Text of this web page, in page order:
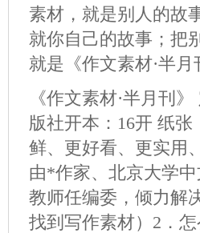
素材，就是别人的故
就你自己的故事；把
就是《作文素材·半月
《作文素材·半月刊
版社开本：16开 纸
鲜、更好看、更实用
由*作家、北京大学
教师任编委，倾力解
找到写作素材）2．